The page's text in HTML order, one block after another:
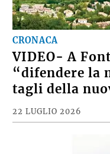
CRONACA
VIDEO- A
“difendere la
tagli della
22 LUGLIO 2026